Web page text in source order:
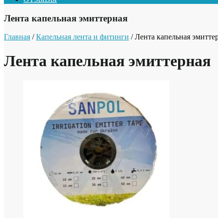
Лента капельная эмиттерная
Главная /Капельная лента и фитинги / Лента капельная
Лента капельная эмиттерная